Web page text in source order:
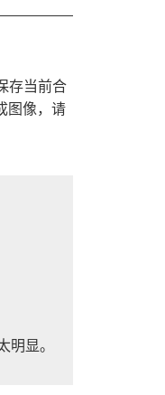
存当前合
图像，请
显。